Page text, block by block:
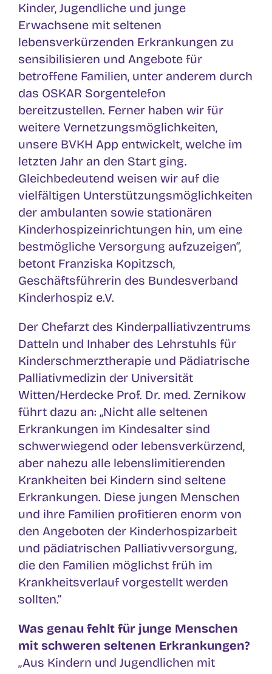
Kinder, Jugendliche und junge
Erwachsene mit seltenen
lebensverkürzenden Erkrankungen zu
sensibilisieren und Angebote für
betroffene Familien, unter anderem durch
das OSKAR Sorgentelefon
bereitzustellen. Ferner haben wir für
weitere Vernetzungsmöglichkeiten,
unsere BVKH App entwickelt, welche im
letzten Jahr an den Start ging.
Gleichbedeutend weisen wir auf die
vielfältigen Unterstützungsmöglichkeiten
der ambulanten sowie stationären
Kinderhospizeinrichtungen hin, um eine
bestmögliche Versorgung aufzuzeigen“,
betont Franziska Kopitzsch,
Geschäftsführerin des Bundesverband
Kinderhospiz e.V.
Der Chefarzt des Kinderpalliativzentrums
Datteln und Inhaber des Lehrstuhls für
Kinderschmerztherapie und Pädiatrische
Palliativmedizin der Universität
Witten/Herdecke Prof. Dr. med. Zernikow
führt dazu an: „Nicht alle seltenen
Erkrankungen im Kindesalter sind
schwerwiegend oder lebensverkürzend,
aber nahezu alle lebenslimitierenden
Krankheiten bei Kindern sind seltene
Erkrankungen. Diese jungen Menschen
und ihre Familien profitieren enorm von
den Angeboten der Kinderhospizarbeit
und pädiatrischen Palliativversorgung,
die den Familien möglichst früh im
Krankheitsverlauf vorgestellt werden
sollten.“
Was genau fehlt für junge Menschen
mit schweren seltenen Erkrankungen?
„Aus Kindern und Jugendlichen mit